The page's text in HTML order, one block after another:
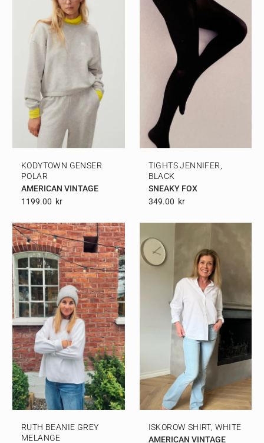
KODYTOWN GENSER
POLAR
AMERICAN VINTAGE
1199.00 Kr
TIGHTS JENNIFER,
BLACK
SNEAKY FOX
349.00 Kr
RUTH BEANIE GREY
MELANGE
ISKOROW SHIRT, WHITE
AMERICAN VINTAGE